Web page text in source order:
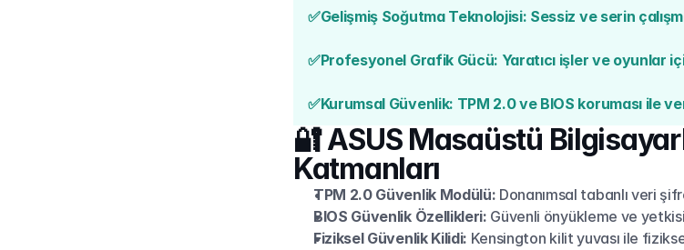
✅Gelişmiş Soğutma Teknolojisi: Sessiz ve serin
✅Profesyonel Grafik Gücü: Yaratıcı işler ve oyunlar
✅Kurumsal Güvenlik: TPM 2.0 ve BIOS koruması ile
🔐 ASUS Masaüstü
Katmanları
TPM 2.0 Güvenlik Modülü: Donanımsal tabanlı veri
BIOS Güvenlik Özellikleri: Güvenli önyükleme ve
Fiziksel Güvenlik Kilidi: Kensington kilit yuvası ile